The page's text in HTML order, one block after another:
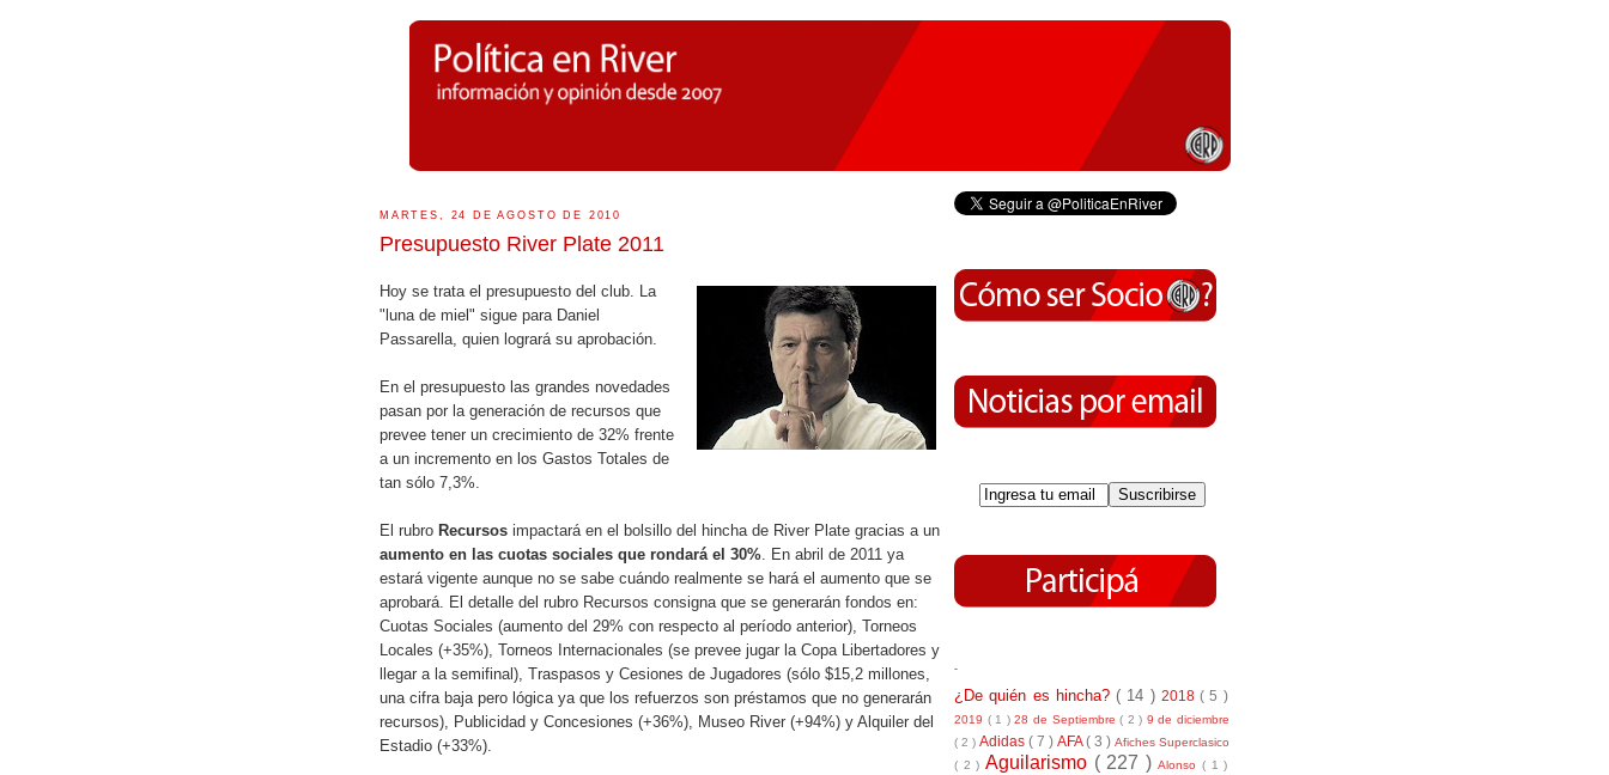
MARTES, 24 DE AGOSTO DE 2010
Presupuesto River Plate 2011
Hoy se trata el presupuesto del club. La
"luna de miel" sigue para Daniel
Passarella, quien logrará su aprobación.
En el presupuesto las grandes novedades
pasan por la generación de recursos que
prevee tener un crecimiento de 32% frente
a un incremento en los Gastos Totales de
tan sólo 7,3%.
El rubro Recursos impactará en el bolsillo del hincha de River Plate gracias a un
aumento en las cuotas sociales que rondará el 30%. En abril de 2011 ya
estará vigente aunque no se sabe cuándo realmente se hará el aumento que se
aprobará. El detalle del rubro Recursos consigna que se generarán fondos en:
Cuotas Sociales (aumento del 29% con respecto al período anterior), Torneos
Locales (+35%), Torneos Internacionales (se prevee jugar la Copa Libertadores y
llegar a la semifinal), Traspasos y Cesiones de Jugadores (sólo $15,2 millones,
una cifra baja pero lógica ya que los refuerzos son préstamos que no generarán
recursos), Publicidad y Concesiones (+36%), Museo River (+94%) y Alquiler del
Estadio (+33%).
-
¿De quién es hincha?( 14 ) 2018( 5 )
2019 ( 1 )28 de Septiembre( 2 ) 9 de diciembre
( 2 ) Adidas ( 7 ) AFA( 3 ) Afiches Superclasico
( 2 ) Aguilarismo ( 227 )Alonso( 1 )